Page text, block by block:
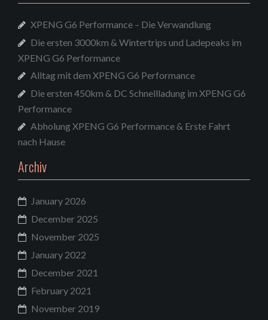
XPENG G6 Performance – Die Verwandlung
Die ersten 3000km & Wintertrips und Ladepeaks im
XPENG G6 Performance
Alltag mit dem XPENG G6 Performance
Die ersten 450km & DC Schnellladung im XPENG G6
Performance
Abholung XPENG G6 Performance & Erste Fahrt
nach Hause
Archiv
January 2026
December 2025
November 2025
January 2022
December 2021
February 2021
November 2019